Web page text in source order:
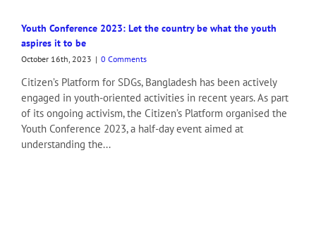
Youth Conference 2023: Let the country be what the youth
aspires it to be
October 16th, 2023 | 0 Comments
Citizen’s Platform for SDGs, Bangladesh has been actively
engaged in youth-oriented activities in recent years. As part
of its ongoing activism, the Citizen’s Platform organised the
Youth Conference 2023, a half-day event aimed at
understanding the...